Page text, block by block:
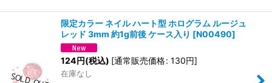
限定カラー ネイル ハート型 ホログラム ルージュ
レッド 3mm 約1g前後 ケース入り [N00490]
124円(税込) [通常販売価格: 130円]
在庫なし